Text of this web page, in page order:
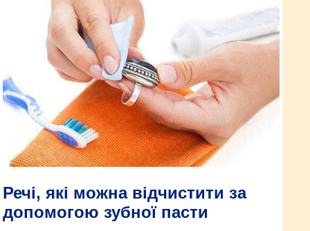
Речі, які можна відчистити за
допомогою зубної пасти